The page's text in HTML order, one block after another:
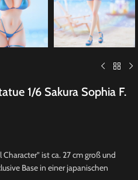
1/6 Sakura Sophia F.
ist ca. 27 cm groß und
Base in einer japanischen